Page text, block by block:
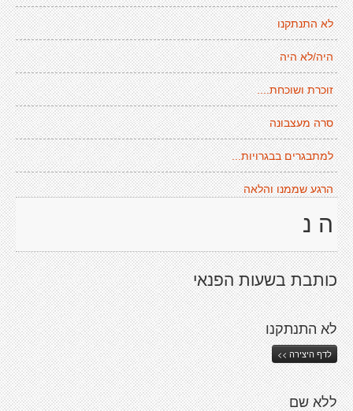
לא התנתקנו
היה/לא היה
זוכרת ושוכחת....
סרה מעצבונה
למתבגרים בבגרויות...
הרגע שממנו והלאה
ה נ
כותבת בשעות הפנאי
לא התנתקנו
לדף היצירה >>
ללא שם